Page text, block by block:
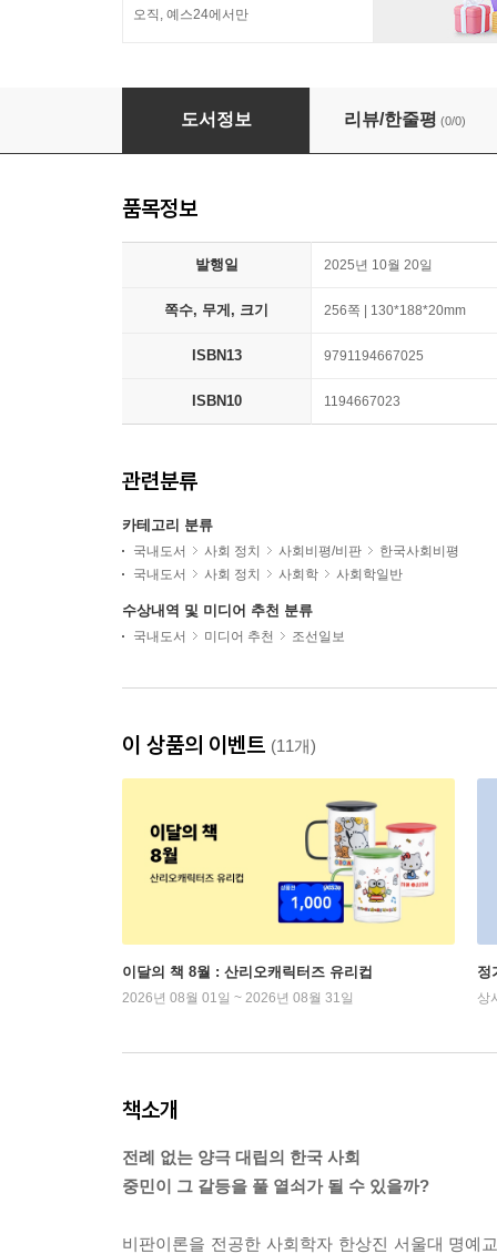
오직, 예스24에서만
중민의 발견과 성장
도서정보 리뷰/한줄평 (0/0)
품목정보
발행일 2025년 10월 20일
쪽수, 무게, 크기 256쪽 | 130*188*20mm
ISBN13 9791194667025
ISBN10 1194667023
관련분류
카테고리 분류
국내도서 사회 정치 사회비평/비판
한국사회비평
국내도서
사회 정치 사회학 사회학일반
수상내역 및 미디어 추천 분류
국내도서 미디어 추천 조선일보
이 상품의 이벤트 (11개)
이달의 책 8월 : 산리오캐릭터즈 유리컵
2026년 08월 01일 ~ 2026년 08월 31일
정
상
책소개
전례 없는 양극 대립의 한국 사회
중민이 그 갈등을 풀 열쇠가 될 수 있을까?
비판이론을 전공한 사회학자 한상진 서울대 명예